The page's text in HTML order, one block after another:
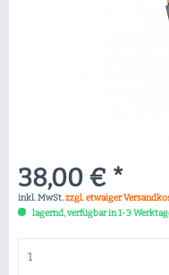
38,00 € *
inkl. MwSt.zzgl. etwaiger
lagernd, verfügbar in 1-3